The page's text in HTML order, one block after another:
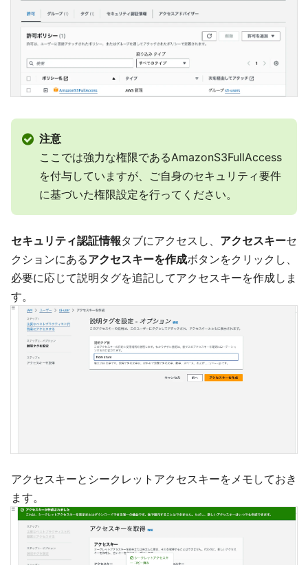
注意
ここでは強力な権限であるAmazonS3FullAccess
を付与していますが、ご自身のセキュリティ要件
に基づいた権限設定を行ってください。
セキュリティ認証情報タブにアクセスし、 アクセスキーセ
クションにあるアクセスキーを作成ボタンをクリックし、
必要に応じて説明タグを追記してアクセスキーを作成しま
す。
アクセスキーとシークレットアクセスキーをメモしておき
ます。